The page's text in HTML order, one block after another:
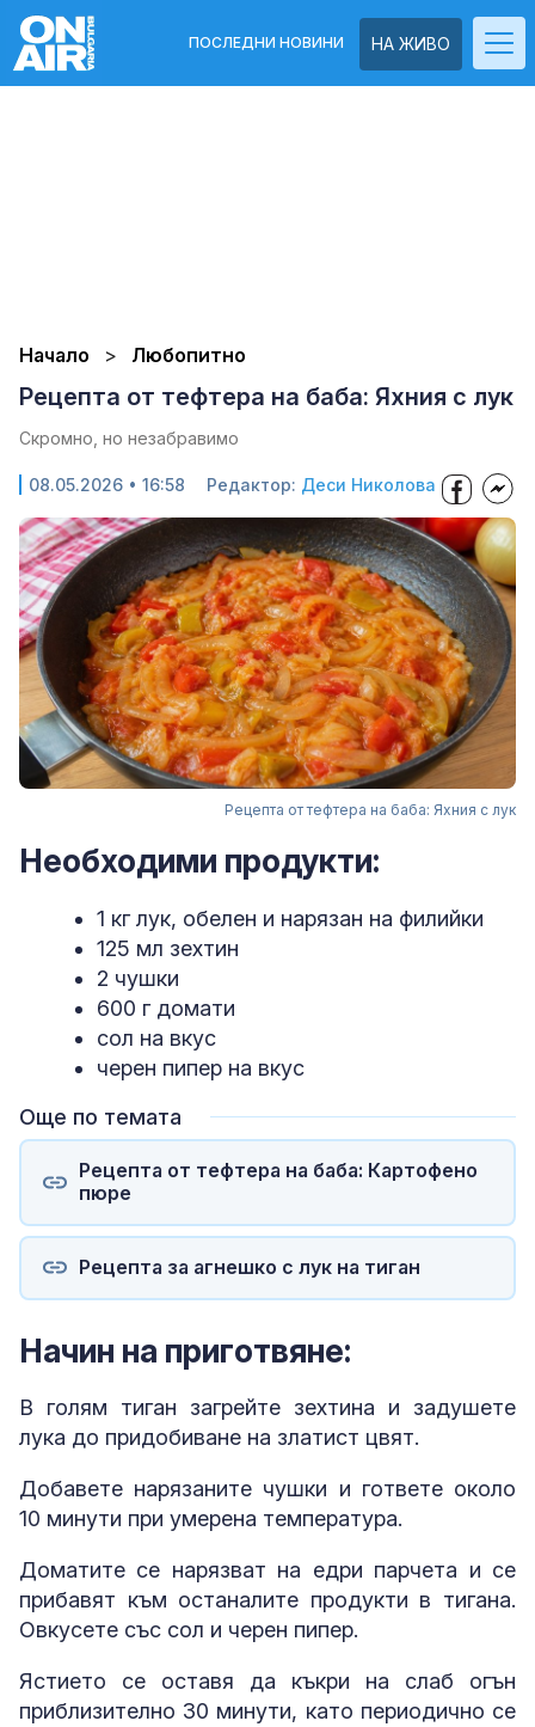
НА ЖИВО
ПОСЛЕДНИ НОВИНИ
Начало Любопитно
Рецепта от тефтера на баба: Яхния с лук
Скромно, но незабравимо
08.05.2026 • 16:58 Редактор: Деси Николова
Рецепта от тефтера на баба: Яхния с лук
Необходими продукти:
1 кг лук, обелен и нарязан на филийки
125 мл зехтин
2 чушки
600 г домати
сол на вкус
черен пипер на вкус
Още по темата
Рецепта от тефтера на баба: Картофено
пюре
Рецепта за агнешко с лук на тиган
Начин на приготвяне:
В голям тиган загрейте зехтина и задушете
лука до придобиване на златист цвят.
Добавете нарязаните чушки и гответе около
10 минути при умерена температура.
Доматите се нарязват на едри парчета и се
прибавят към останалите продукти в тигана.
Овкусете със сол и черен пипер.
Ястието се оставя да къкри на слаб огън
приблизително 30 минути, като периодично се